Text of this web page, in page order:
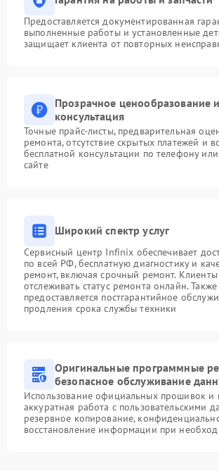
Предоставляется документированная
выполненные работы и установленные
защищает клиента от повторных
Прозрачное ценообразование
консультация
Точные прайс-листы, предварительная
ремонта, отсутствие скрытых платежей и
бесплатной консультации по телефону
сайте
Широкий спектр услуг
Сервисный центр Infinix обеспечивает
по всей РФ, бесплатную диагностику и
ремонт, включая срочный ремонт. Клиенты
отслеживать статус ремонта онлайн. Также
предоставляется постгарантийное
продления срока службы техники
Оригинальные программные
безопасное обслуживание
Использование официальных прошивок и
аккуратная работа с пользовательскими
резервное копирование,
восстановление информации при